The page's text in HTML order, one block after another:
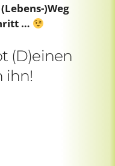
)Weg
…
(D)einen
ihn!